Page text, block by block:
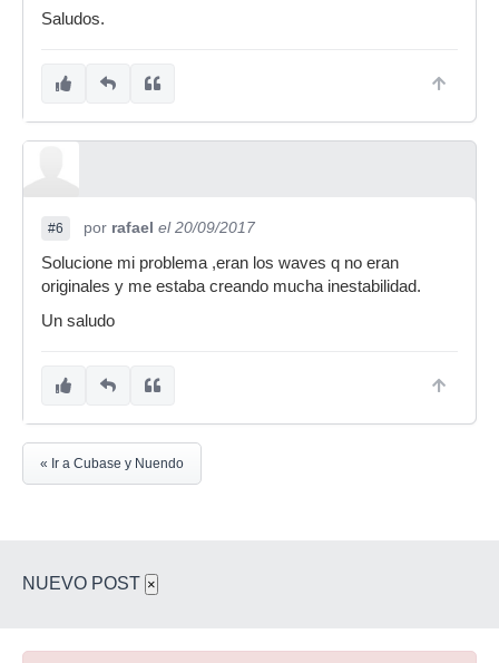
Saludos.
#6 por rafael el 20/09/2017
Solucione mi problema ,eran los waves q no eran
originales y me estaba creando mucha inestabilidad.
Un saludo
« Ir a Cubase y Nuendo
NUEVO POST ×